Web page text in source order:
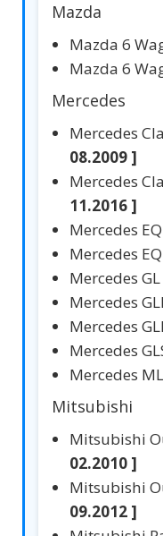
Mazda
Mazda 6
Mazda 6
Mercedes
Mercedes
08.2009 ]
Mercedes
11.2016 ]
Mercedes
Mercedes
Mercedes GL
Mercedes
Mercedes
Mercedes
Mercedes ML
Mitsubishi
Mitsubishi
02.2010 ]
Mitsubishi
09.2012 ]